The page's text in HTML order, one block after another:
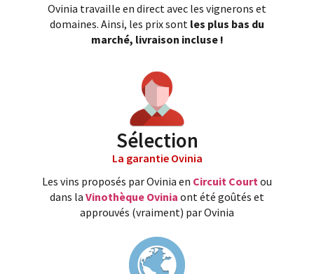
Ovinia travaille en direct avec les vignerons et
domaines. Ainsi, les prix sont les plus bas du
marché, livraison incluse !
Sélection
La garantie Ovinia
Les vins proposés par Ovinia en Circuit Courtou
dans la Vinothèque Ovinia ont été goûtés et
approuvés (vraiment) par Ovinia